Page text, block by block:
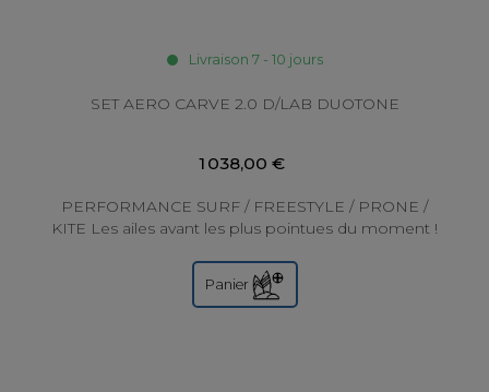
Livraison 7 - 10 jours
SET AERO CARVE 2.0 D/LAB DUOTONE
1 038,00 €
PERFORMANCE SURF / FREESTYLE / PRONE /
KITE Les ailes avant les plus pointues du moment !
Panier